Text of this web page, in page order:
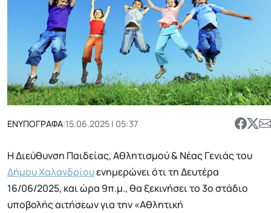
ΕΝΥΠΟΓΡΑΦΑ|15.06.2025 | 05:37
Η Διεύθυνση Παιδείας, Αθλητισμού & Νέας Γενιάς του
Δήμου Χαλανδρίουενημερώνει ότι τη Δευτέρα
16/06/2025, και ώρα 9π.μ., θα ξεκινήσει το 3ο στάδιο
υποβολής αιτήσεων για την «Αθλητική